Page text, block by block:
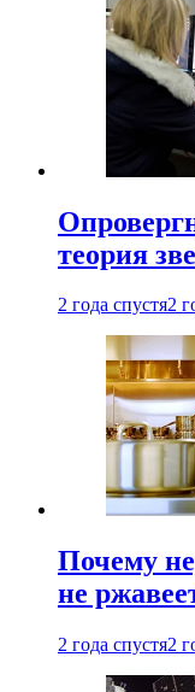
теория
2 года спустя2
Почему
не
2 года спустя2